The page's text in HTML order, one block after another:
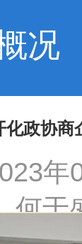
况
化政协商
何